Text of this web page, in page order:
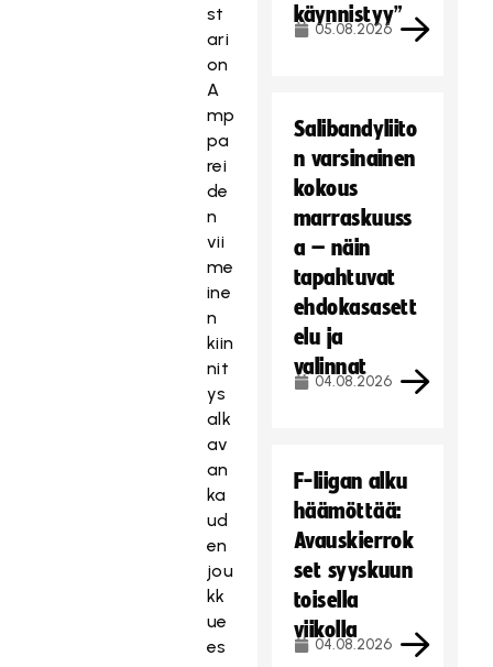
st
ari
on
A
mp
pa
rei
de
n
vii
me
ine
n
kiin
nit
ys
alk
av
an
ka
ud
en
jou
kk
ue
es
käynnistyy”
05.08.2026
Salibandyliito
n varsinainen
kokous
marraskuuss
a – näin
tapahtuvat
ehdokasasett
elu ja
valinnat
04.08.2026
F-liigan alku
häämöttää:
Avauskierrok
set syyskuun
toisella
viikolla
04.08.2026